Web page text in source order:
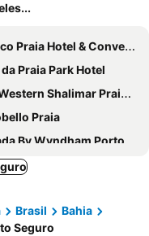
Hotel & Convention Center
Praia Park Hotel
Shalimar Praia Hotel
Praia
By Wyndham Porto Seguro Praia
Ville - Rede Soberano
Praia Hotel
Brasil
Bahia
Seguro